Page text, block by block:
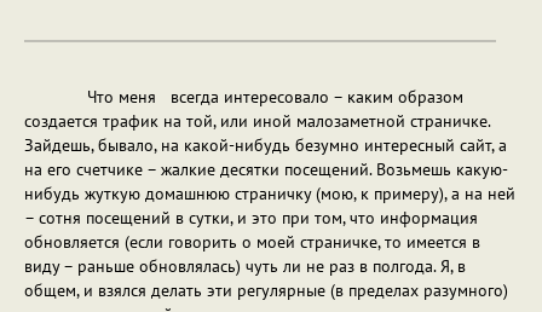
Что меня всегда интересовало – каким образом
создается трафик на той, или иной малозаметной страничке.
Зайдешь, бывало, на какой-нибудь безумно интересный сайт, а
на его счетчике – жалкие десятки посещений. Возьмешь какую-
нибудь жуткую домашнюю страничку (мою, к примеру), а на ней
– сотня посещений в сутки, и это при том, что информация
обновляется (если говорить о моей страничке, то имеется в
виду – раньше обновлялась) чуть ли не раз в полгода. Я, в
общем, и взялся делать эти регулярные (в пределах разумного)